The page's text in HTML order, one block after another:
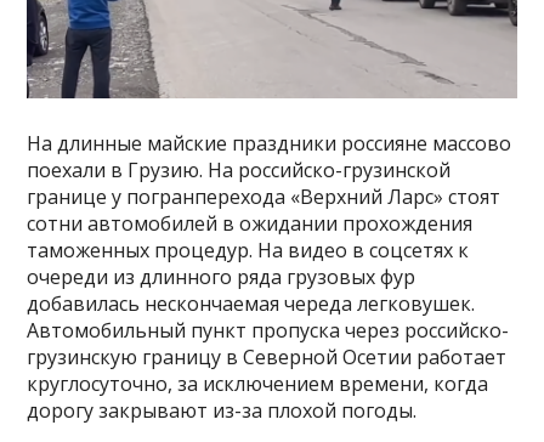
На длинные майские праздники россияне массово
поехали в Грузию. На российско-грузинской
границе у погранперехода «Верхний Ларс» стоят
сотни автомобилей в ожидании прохождения
таможенных процедур. На видео в соцсетях к
очереди из длинного ряда грузовых фур
добавилась нескончаемая череда легковушек.
Автомобильный пункт пропуска через российско-
грузинскую границу в Северной Осетии работает
круглосуточно, за исключением времени, когда
дорогу закрывают из-за плохой погоды.